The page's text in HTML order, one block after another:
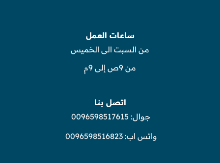
ساعات العمل
من السبت الى الخميس
من 9ص إلى 9م
اتصل بنا
جوال: 0096598517615
واتس اب:0096598516823